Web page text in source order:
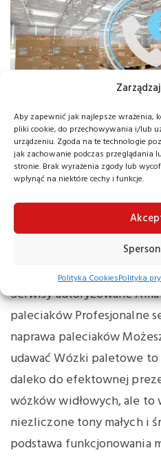
Aby zapewnić jak najlepsze wrażenia,
pliki cookie, do przechowywania i/lub
urządzeniu. Zgoda na te technologie
jak zachowanie podczas przeglądania
stronie. Brak wyrażenia zgody lub
wpłynąć na niektóre cechy i funkcje.
Polityka CookiesPolityka
Nowości
Naprawa
najlepiej
Serwisy autoryzowane
paleciaków Profesjonalne
naprawa paleciaków
udawać Wózki paletowe
daleko do efektownej
wózków widłowych, ale to
niezliczone tony małych i
podstawa funkcjonowania